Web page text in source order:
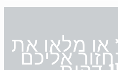
או מלאו את
אליכם